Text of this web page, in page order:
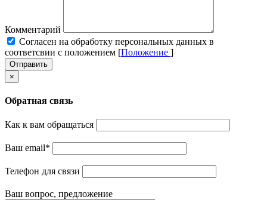
Комментарий
Cогласен на обработку персональных данных в
соответсвии с положением [Положение ]
Отправить
×
Обратная связь
Как к вам обращаться
Ваш email*
Телефон для связи
Ваш вопрос, предложение